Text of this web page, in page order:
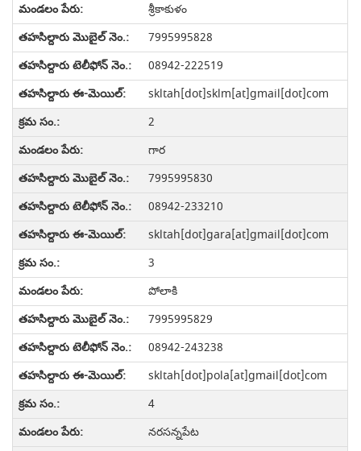
శ్రీకాకుళం
7995995828
08942-222519
skltah[dot]sklm[at]gmail[dot]com
2
గార
7995995830
08942-233210
skltah[dot]gara[at]gmail[dot]com
3
పోలాకి
7995995829
08942-243238
skltah[dot]pola[at]gmail[dot]com
4
నరసన్నపేట